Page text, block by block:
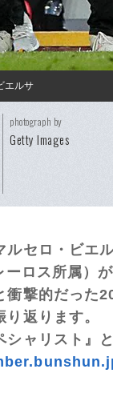
エルサ
photograph by
Getty Images
セロ・ビエ
ロス所属）
衝撃的だった
返ります。
シャリスト』